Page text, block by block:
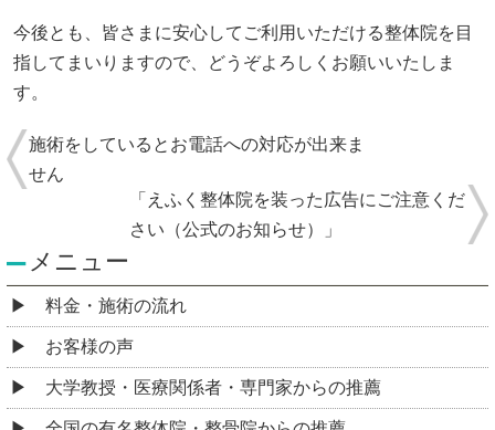
今後とも、皆さまに安心してご利用いただける整体院を目
指してまいりますので、どうぞよろしくお願いいたしま
す。
施術をしているとお電話への対応が出来ま
せん
「えふく整体院を装った広告にご注意くだ
さい（公式のお知らせ）」
メニュー
料金・施術の流れ
お客様の声
大学教授・医療関係者・専門家からの推薦